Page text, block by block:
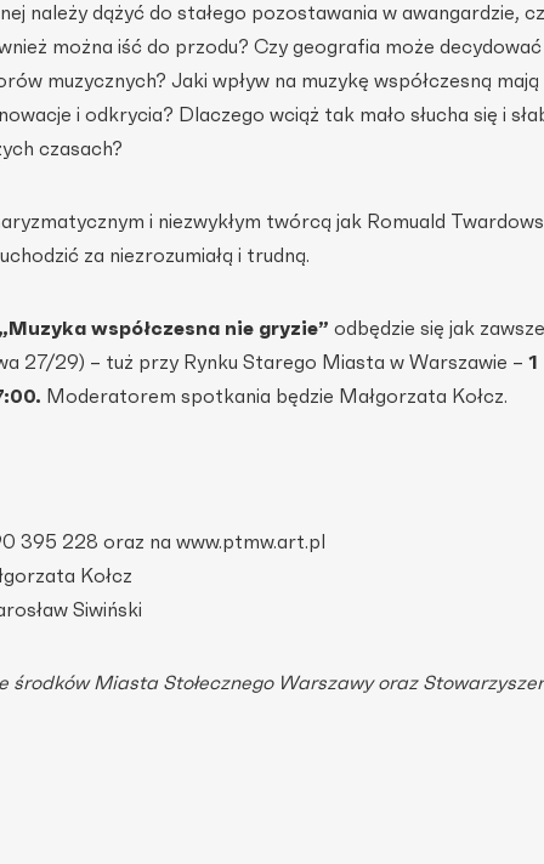
należy dążyć do stałego pozostawania w awangardzie,
można iść do przodu? Czy geografia może
muzycznych? Jaki wpływ na muzykę współczesną mają
i odkrycia? Dlaczego wciąż tak mało słucha się i
czasach?
i niezwykłym twórcą jak Romuald
za niezrozumiałą i trudną.
współczesna nie gryzie” odbędzie się jak
27/29) – tuż przy Rynku Starego Miasta w Warszawie – 1
Moderatorem spotkania będzie Małgorzata Kołcz.
395 228 oraz na www.ptmw.art.pl
Kołcz
Siwiński
środków Miasta Stołecznego Warszawy oraz